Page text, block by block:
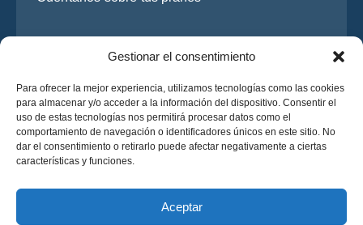
Gestionar el consentimiento
Para ofrecer la mejor experiencia, utilizamos tecnologías como las cookies
para almacenar y/o acceder a la información del dispositivo. Consentir el
uso de estas tecnologías nos permitirá procesar datos como el
comportamiento de navegación o identificadores únicos en este sitio. No
dar el consentimiento o retirarlo puede afectar negativamente a ciertas
características y funciones.
Aceptar
He leído y acepto laPolítica de Privacidadde OsaBus.
Solicite un presupuesto
Solicite un presupuesto